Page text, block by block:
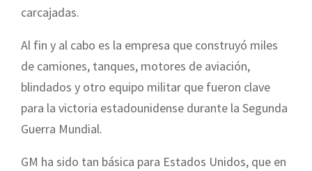
carcajadas.
Al fin y al cabo es la empresa que construyó miles
de camiones, tanques, motores de aviación,
blindados y otro equipo militar que fueron clave
para la victoria estadounidense durante la Segunda
Guerra Mundial.
GM ha sido tan básica para Estados Unidos, que en